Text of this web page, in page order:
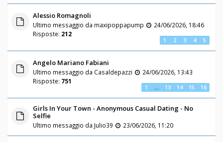
Alessio Romagnoli
Ultimo messaggio da maxipoppapump
24/06/2026, 18:46
Risposte: 212
1 2 3 4 5
Angelo Mariano Fabiani
Ultimo messaggio da Casaldepazzi
24/06/2026, 13:43
Risposte: 751
1 13 14 15 16
Girls In Your Town - Anonymous Casual Dating - No
Selfie
Ultimo messaggio da Julio39 23/06/2026, 11:20